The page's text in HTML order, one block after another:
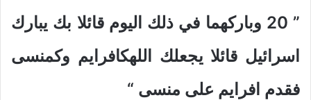
” 20
وباركهما في ذلك اليوم قائلا بك يبارك
اسرائيل قائلا يجعلك اللهكافرايم وكمنسى
فقدم افرايم على منسى “